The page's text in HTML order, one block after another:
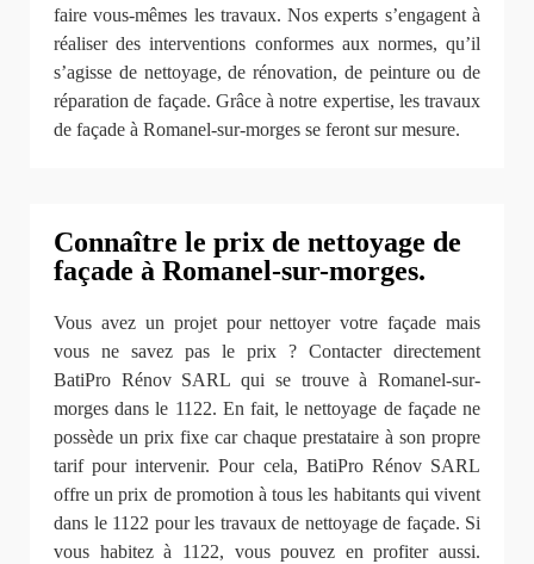
faire vous-mêmes les travaux. Nos experts s’engagent à
réaliser des interventions conformes aux normes, qu’il
s’agisse de nettoyage, de rénovation, de peinture ou de
réparation de façade. Grâce à notre expertise, les travaux
de façade à Romanel-sur-morges se feront sur mesure.
Connaître le prix de nettoyage de
façade à Romanel-sur-morges.
Vous avez un projet pour nettoyer votre façade mais
vous ne savez pas le prix ? Contacter directement
BatiPro Rénov SARL qui se trouve à Romanel-sur-
morges dans le 1122. En fait, le nettoyage de façade ne
possède un prix fixe car chaque prestataire à son propre
tarif pour intervenir. Pour cela, BatiPro Rénov SARL
offre un prix de promotion à tous les habitants qui vivent
dans le 1122 pour les travaux de nettoyage de façade. Si
vous habitez à 1122, vous pouvez en profiter aussi.